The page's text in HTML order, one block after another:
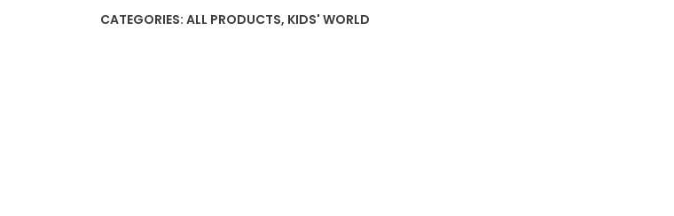
CATEGORIES: ALL PRODUCTS, KIDS' WORLD